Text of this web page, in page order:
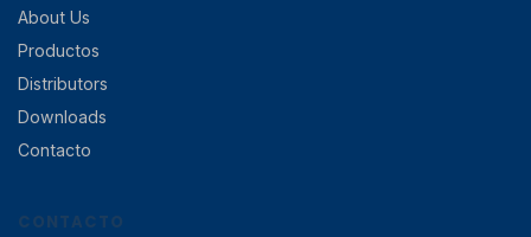
About Us
Productos
Distributors
Downloads
Contacto
CONTACTO